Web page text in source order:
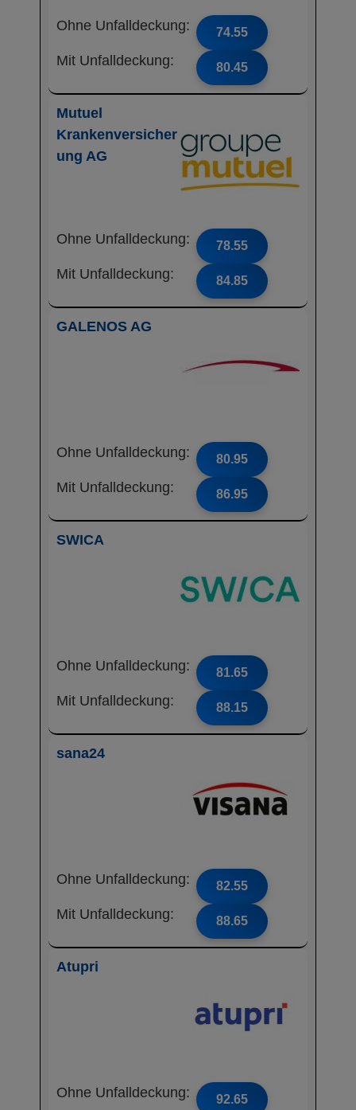
Ohne Unfalldeckung: 74.55
Mit Unfalldeckung: 80.45
Mutuel
Krankenversicher
ung AG
Ohne Unfalldeckung: 78.55
Mit Unfalldeckung: 84.85
GALENOS AG
Ohne Unfalldeckung: 80.95
Mit Unfalldeckung: 86.95
SWICA
Ohne Unfalldeckung: 81.65
Mit Unfalldeckung: 88.15
sana24
Ohne Unfalldeckung: 82.55
Mit Unfalldeckung: 88.65
Atupri
Ohne Unfalldeckung: 92.65